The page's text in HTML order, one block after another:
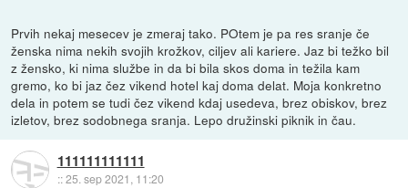
Prvih nekaj mesecev je zmeraj tako. POtem je pa res sranje če
ženska nima nekih svojih krožkov, ciljev ali kariere. Jaz bi težko bil
z žensko, ki nima službe in da bi bila skos doma in težila kam
gremo, ko bi jaz čez vikend hotel kaj doma delat. Moja konkretno
dela in potem se tudi čez vikend kdaj usedeva, brez obiskov, brez
izletov, brez sodobnega sranja. Lepo družinski piknik in čau.
111111111111
::25. sep 2021, 11:20